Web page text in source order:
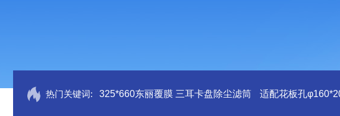
热门关键词: 325*660东丽覆膜 三耳卡盘除尘滤筒 适配花板孔